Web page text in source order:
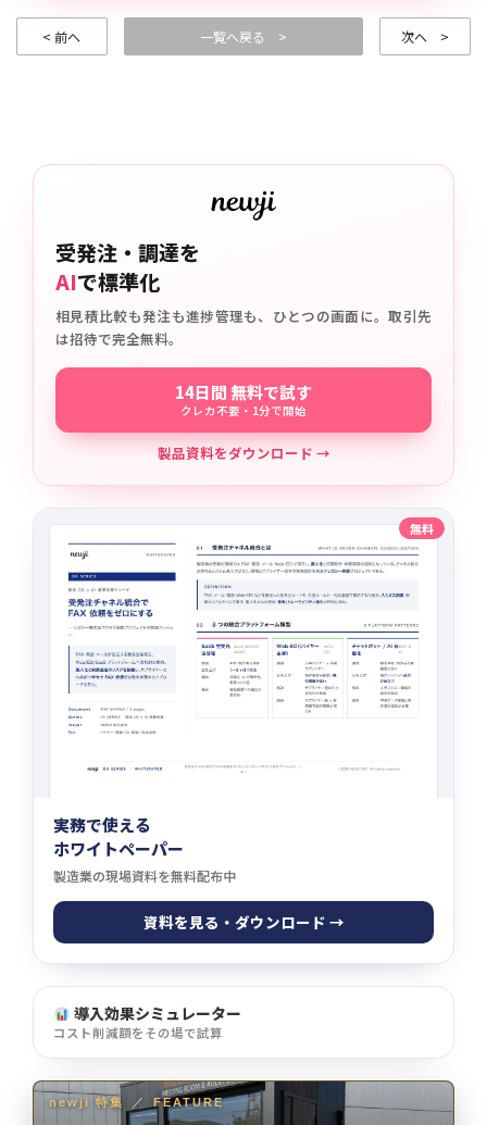
< 前へ 一覧へ戻る > 次へ >
受発注・調達を
AIで標準化
相見積比較も発注も進捗管理も、ひとつの画面に。取引先
は招待で完全無料。
14日間 無料で試す
クレカ不要・1分で開始
製品資料をダウンロード →
無料
実務で使える
ホワイトペーパー
製造業の現場資料を無料配布中
資料を見る・ダウンロード →
導入効果シミュレーター
コスト削減額をその場で試算
newji 特集 ／ FEATURE